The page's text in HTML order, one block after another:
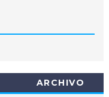
ARCHIVO